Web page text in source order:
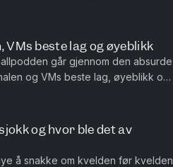
VMs beste lag og øyeblikk
går gjennom den absurde
og VMs beste lag, øyeblikk og
og hvor ble det av
å snakke om kvelden før kvelden